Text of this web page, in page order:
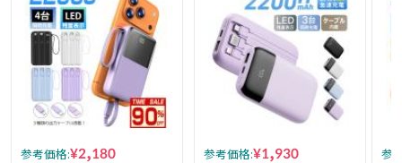
参考価格:¥2,180 参考価格:¥1,930 参